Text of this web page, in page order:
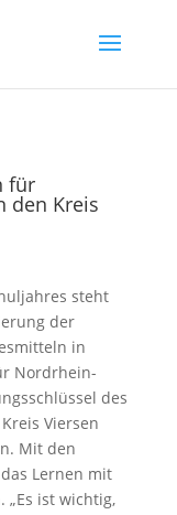
für
den Kreis
steht
der
in
Nordrhein-
des
Viersen
Mit den
Lernen mit
ist wichtig,